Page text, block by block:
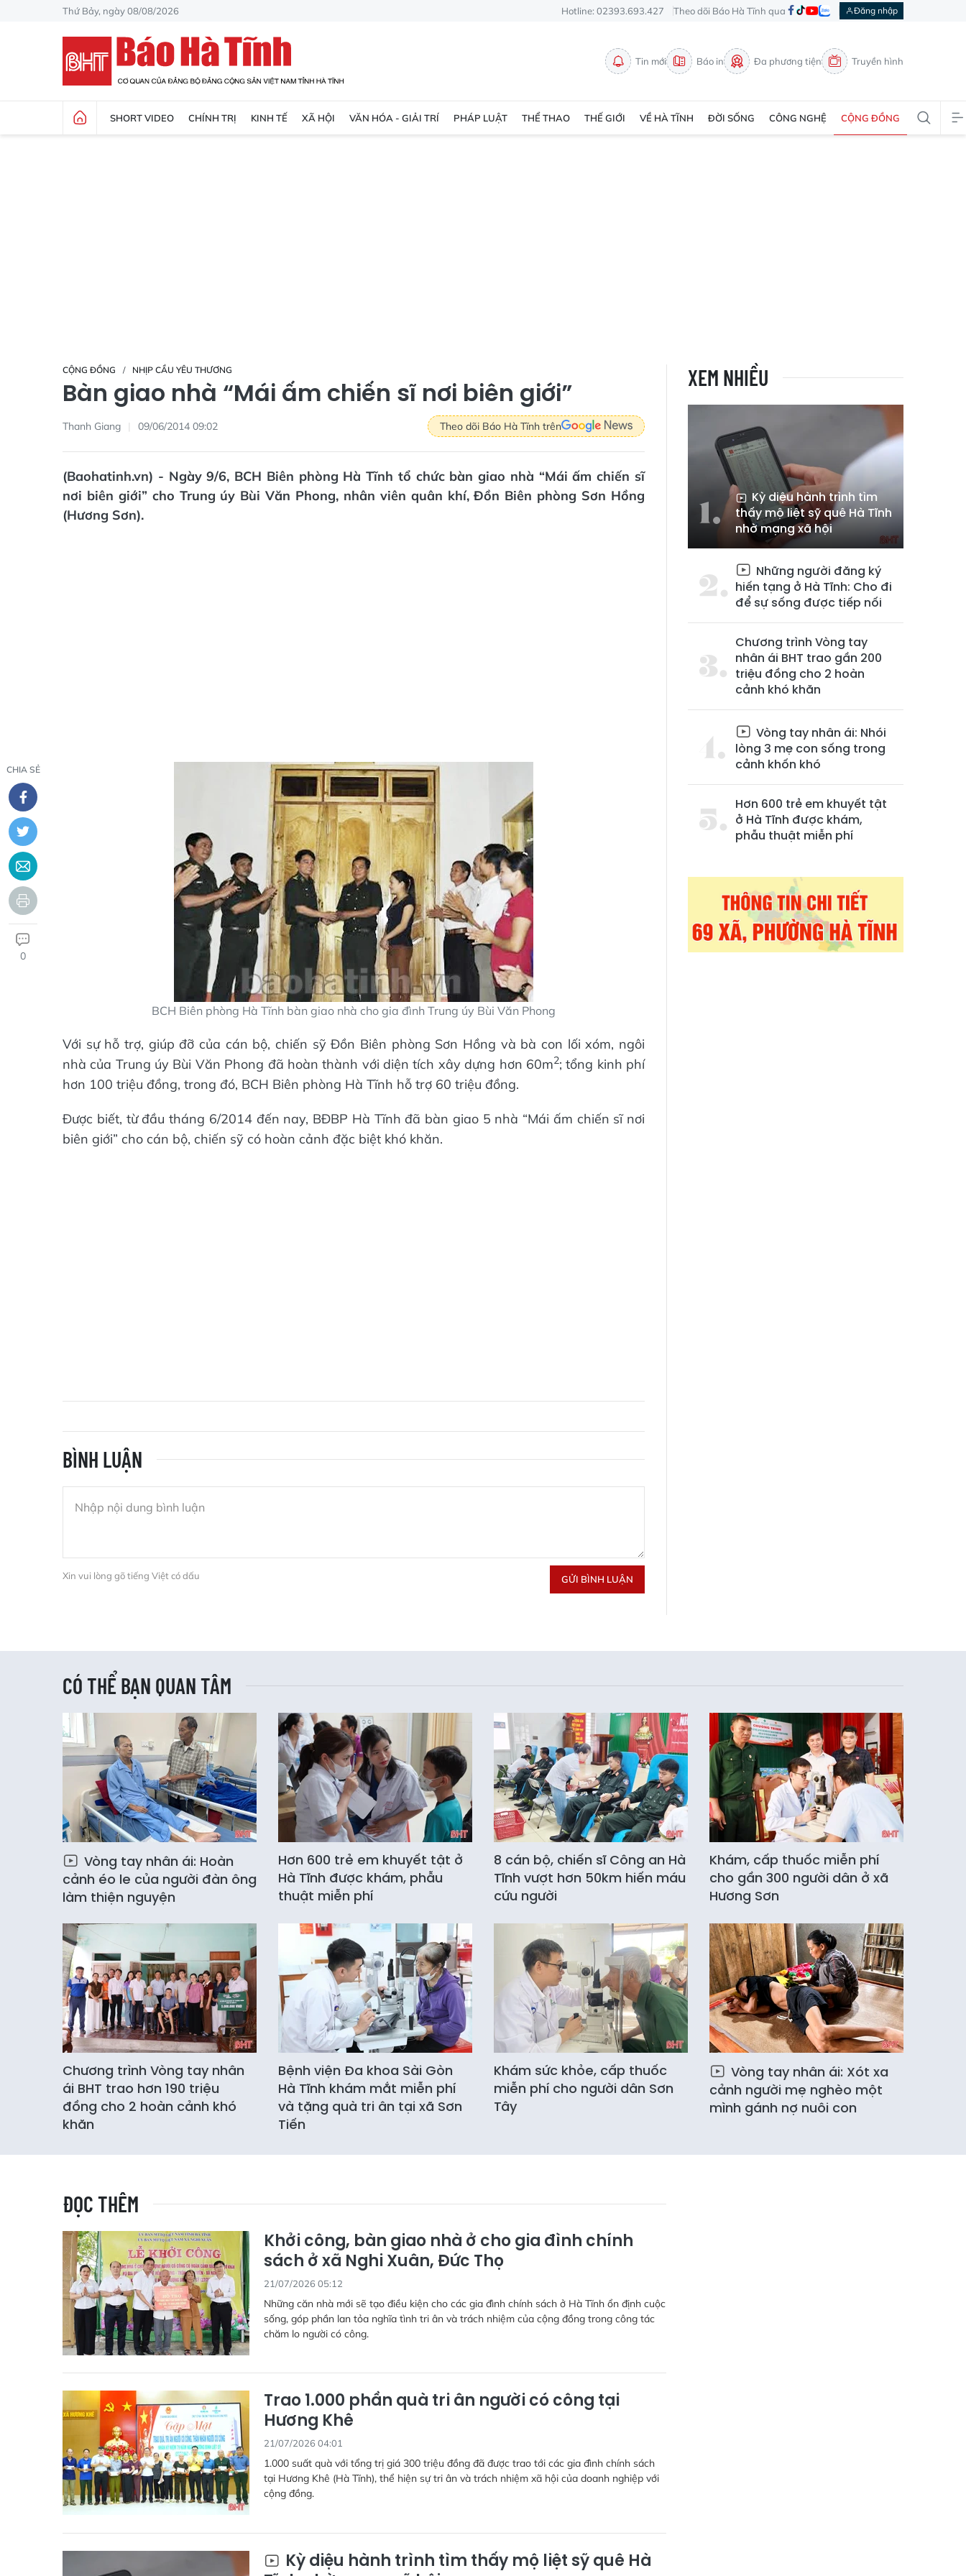
Thứ Bảy, ngày 08/08/2026 Hotline: 02393.693.427 Theo dõi Báo Hà Tĩnh qua Đăng nhập
Tin mới Báo in Đa phương tiện Truyền hình
SHORT VIDEO CHÍNH TRỊ KINH TẾ XÃ HỘI VĂN HÓA - GIẢI TRÍ PHÁP LUẬT THỂ THAO THẾ GIỚI VỀ HÀ TĨNH ĐỜI SỐNG CÔNG NGHỆ CỘNG ĐỒNG
CỘNG ĐỒNG NHỊP CẦU YÊU THƯƠNG
Bàn giao nhà “Mái ấm chiến sĩ nơi biên giới”
Thanh Giang 09/06/2014 09:02 Theo dõi Báo Hà Tĩnh trên
(Baohatinh.vn) - Ngày 9/6, BCH Biên phòng Hà Tĩnh tổ chức bàn giao nhà “Mái ấm chiến sĩ
nơi biên giới” cho Trung úy Bùi Văn Phong, nhân viên quân khí, Đồn Biên phòng Sơn Hồng
(Hương Sơn).
CHIA SẺ
0
BCH Biên phòng Hà Tĩnh bàn giao nhà cho gia đình Trung úy Bùi Văn Phong
Với sự hỗ trợ, giúp đỡ của cán bộ, chiến sỹ Đồn Biên phòng Sơn Hồng và bà con lối xóm, ngôi
nhà của Trung úy Bùi Văn Phong đã hoàn thành với diện tích xây dựng hơn 60m2; tổng kinh phí
hơn 100 triệu đồng, trong đó, BCH Biên phòng Hà Tĩnh hỗ trợ 60 triệu đồng.
Được biết, từ đầu tháng 6/2014 đến nay, BĐBP Hà Tĩnh đã bàn giao 5 nhà “Mái ấm chiến sĩ nơi
biên giới” cho cán bộ, chiến sỹ có hoàn cảnh đặc biệt khó khăn.
BÌNH LUẬN
Xin vui lòng gõ tiếng Việt có dấu GỬI BÌNH LUẬN
XEM NHIỀU
Kỳ diệu hành trình tìm
thấy mộ liệt sỹ quê Hà Tĩnh
nhờ mạng xã hội
Những người đăng ký
hiến tạng ở Hà Tĩnh: Cho đi
để sự sống được tiếp nối
Chương trình Vòng tay
nhân ái BHT trao gần 200
triệu đồng cho 2 hoàn
cảnh khó khăn
Vòng tay nhân ái: Nhói
lòng 3 mẹ con sống trong
cảnh khốn khó
Hơn 600 trẻ em khuyết tật
ở Hà Tĩnh được khám,
phẫu thuật miễn phí
CÓ THỂ BẠN QUAN TÂM
Vòng tay nhân ái: Hoàn
cảnh éo le của người đàn ông
làm thiện nguyện
Hơn 600 trẻ em khuyết tật ở
Hà Tĩnh được khám, phẫu
thuật miễn phí
8 cán bộ, chiến sĩ Công an Hà
Tĩnh vượt hơn 50km hiến máu
cứu người
Khám, cấp thuốc miễn phí
cho gần 300 người dân ở xã
Hương Sơn
Chương trình Vòng tay nhân
ái BHT trao hơn 190 triệu
đồng cho 2 hoàn cảnh khó
khăn
Bệnh viện Đa khoa Sài Gòn
Hà Tĩnh khám mắt miễn phí
và tặng quà tri ân tại xã Sơn
Tiến
Khám sức khỏe, cấp thuốc
miễn phí cho người dân Sơn
Tây
Vòng tay nhân ái: Xót xa
cảnh người mẹ nghèo một
mình gánh nợ nuôi con
ĐỌC THÊM
Khởi công, bàn giao nhà ở cho gia đình chính
sách ở xã Nghi Xuân, Đức Thọ
21/07/2026 05:12
Những căn nhà mới sẽ tạo điều kiện cho các gia đình chính sách ở Hà Tĩnh ổn định cuộc
sống, góp phần lan tỏa nghĩa tình tri ân và trách nhiệm của cộng đồng trong công tác
chăm lo người có công.
Trao 1.000 phần quà tri ân người có công tại
Hương Khê
21/07/2026 04:01
1.000 suất quà với tổng trị giá 300 triệu đồng đã được trao tới các gia đình chính sách
tại Hương Khê (Hà Tĩnh), thể hiện sự tri ân và trách nhiệm xã hội của doanh nghiệp với
cộng đồng.
Kỳ diệu hành trình tìm thấy mộ liệt sỹ quê Hà